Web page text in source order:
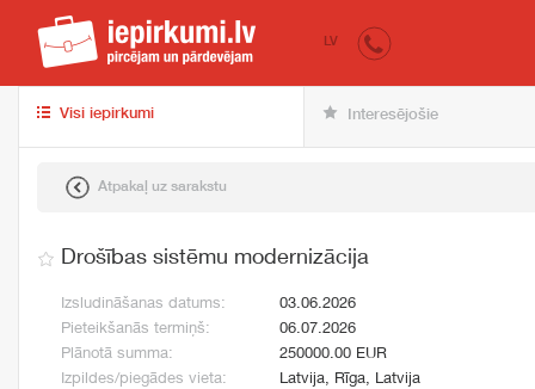
iepirkumi.lv
LV
Visi iepirkumi Interesējošie
Atpakaļ uz sarakstu
Drošības sistēmu modernizācija
Izsludināšanas datums:
03.06.2026
Pieteikšanās termiņš:
06.07.2026
Plānotā summa:
250000.00 EUR
Izpildes/piegādes vieta:
Latvija, Rīga, Latvija